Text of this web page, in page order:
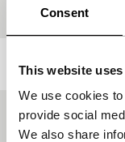
Consent
This website
We use cookies
provide social
We also share
Productieland
Jaar
Festivaleditie